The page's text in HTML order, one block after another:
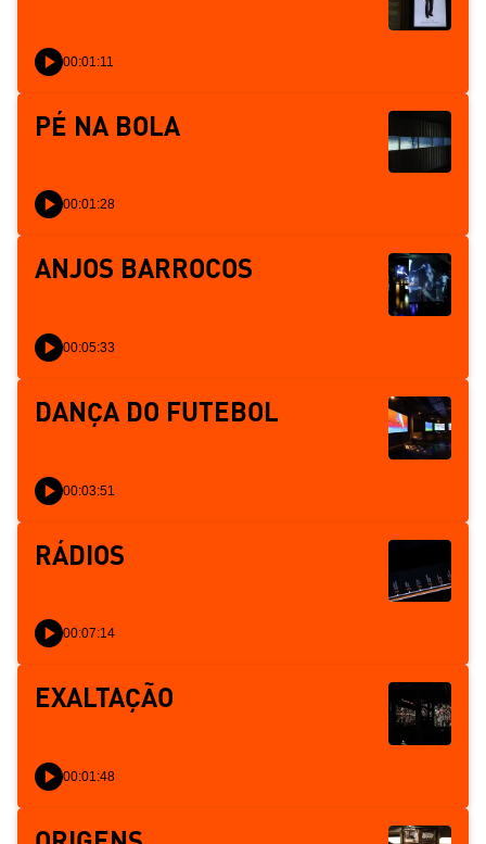
00:01:11
PÉ NA BOLA
00:01:28
ANJOS BARROCOS
00:05:33
DANÇA DO FUTEBOL
00:03:51
RÁDIOS
00:07:14
EXALTAÇÃO
00:01:48